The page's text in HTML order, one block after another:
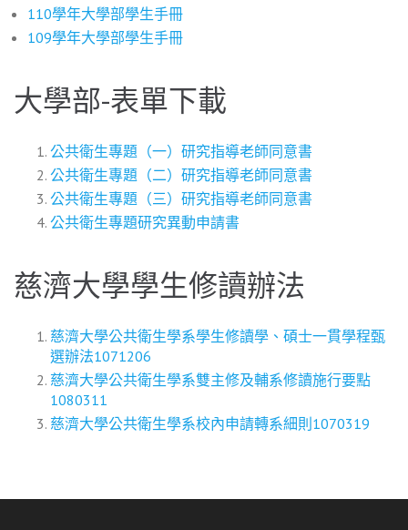
110學年大學部學生手冊
109學年大學部學生手冊
大學部-表單下載
公共衛生專題（一）研究指導老師同意書
公共衛生專題（二）研究指導老師同意書
公共衛生專題（三）研究指導老師同意書
公共衛生專題研究異動申請書
慈濟大學學生修讀辦法
慈濟大學公共衛生學系學生修讀學、碩士一貫學程甄
選辦法1071206
慈濟大學公共衛生學系雙主修及輔系修讀施行要點
1080311
慈濟大學公共衛生學系校內申請轉系細則1070319